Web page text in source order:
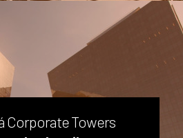
Corporate Towers